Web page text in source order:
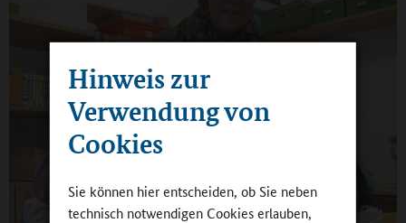
Hinweis zur
Verwendung von
Cookies
Sie können hier entscheiden, ob Sie neben
technisch notwendigen Cookies erlauben,